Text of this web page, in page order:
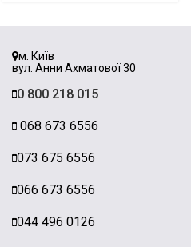
м. Київ
вул. Анни Ахматової 30
0 800 218 015
068 673 6556
073 675 6556
066 673 6556
044 496 0126